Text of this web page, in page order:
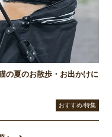
の夏のお散歩・お出かけに
おすすめ/特集